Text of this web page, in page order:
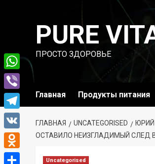
содержимомуPURE
ПРОСТО ЗДОРОВЬЕ
Главная Продукты питания
ГЛАВНАЯ UNCATEGORISED
ОСТАВИЛО НЕИЗГЛАДИМЫЙ СЛЕД
Uncategorised
WhatsApp
Viber
Telegram
VK
Odnoklassniki